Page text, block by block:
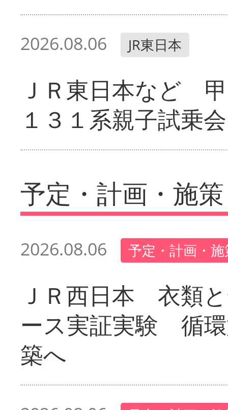
2026.08.06 JR東日本
ＪＲ東日本など
１３１系親子試乗会
予定・計画・施策
2026.08.06 予定・計画・
ＪＲ西日本 衣類
ース実証実験 循
築へ